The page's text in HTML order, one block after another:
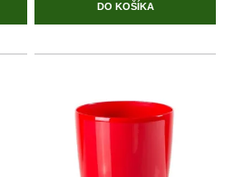
DO KOŠÍKA